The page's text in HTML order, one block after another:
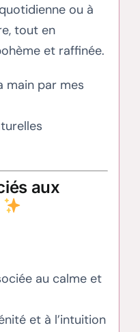
ou à
tout en
et raffinée.
main par mes
aux
au calme et
et à l’intuition